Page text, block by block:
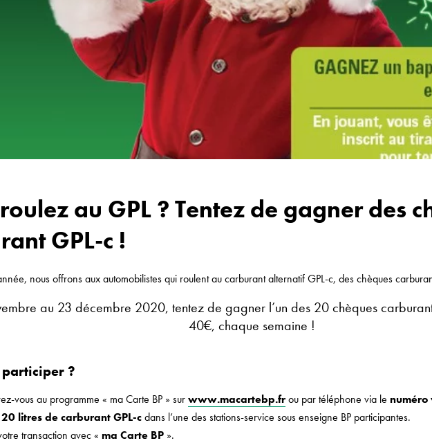
au GPL ? Tentez de gagner des
GPL-c !
nous offrons aux automobilistes qui roulent au carburant alternatif GPL-c, des chèques
au 23 décembre 2020, tentez de gagner l’un des 20 chèques
40€, chaque semaine !
participer ?
vous au programme « ma Carte BP » surwww.macartebp.frou par téléphone via le
20 litres de carburant GPL-cdans l’une des stations-service sous enseigne BP participantes.
transaction avec « ma Carte BP ».